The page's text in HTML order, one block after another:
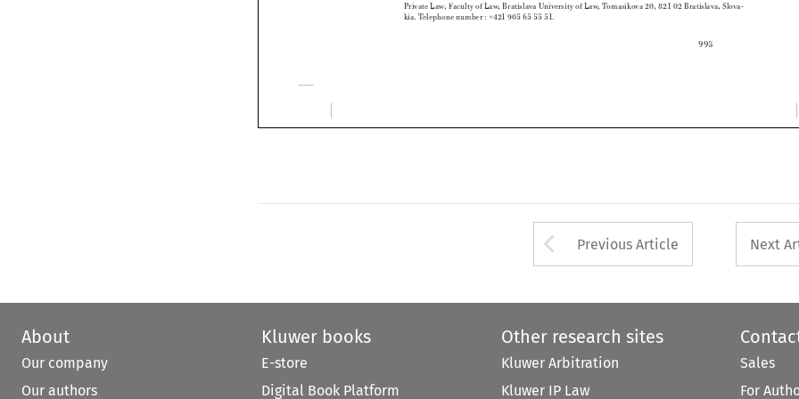




Arrow button used
Previous Article Next
About
Our company
Our authors
Kluwer books
E-store
Digital Book Platform
Other research sites
Kluwer Arbitration
Kluwer IP Law
Sales
For